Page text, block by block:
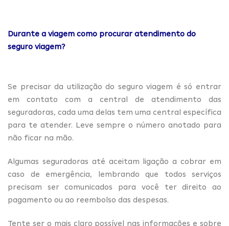
Durante a viagem como procurar atendimento do
seguro viagem?
Se precisar da utilização do seguro viagem é só entrar
em contato com a central de atendimento das
seguradoras, cada uma delas tem uma central específica
para te atender. Leve sempre o número anotado para
não ficar na mão.
Algumas seguradoras até aceitam ligação a cobrar em
caso de emergência, lembrando que todos serviços
precisam ser comunicados para você ter direito ao
pagamento ou ao reembolso das despesas.
Tente ser o mais claro possível nas informações e sobre